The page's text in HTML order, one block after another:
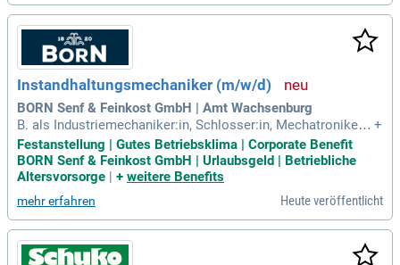
Instandhaltungsmechaniker (m/w/d)
BORN Senf & Feinkost GmbH | Amt Wachsenburg
B. als Industriemechaniker:in, Schlosser:in, Mechatroniker:i
n, Metallbauer:in oder vergleichbare Qualifikation; Berufserf
ahrung in der Instandhaltung von Produktionsanlagen und M
aschinen; Technisches Geschick und handwerkliches Könne
+
Festanstellung | Gutes Betriebsklima | Corporate Benefit
BORN Senf & Feinkost GmbH | Urlaubsgeld | Betriebliche
Altersvorsorge
+ weitere Benefits
mehr erfahren Heute veröffentlicht